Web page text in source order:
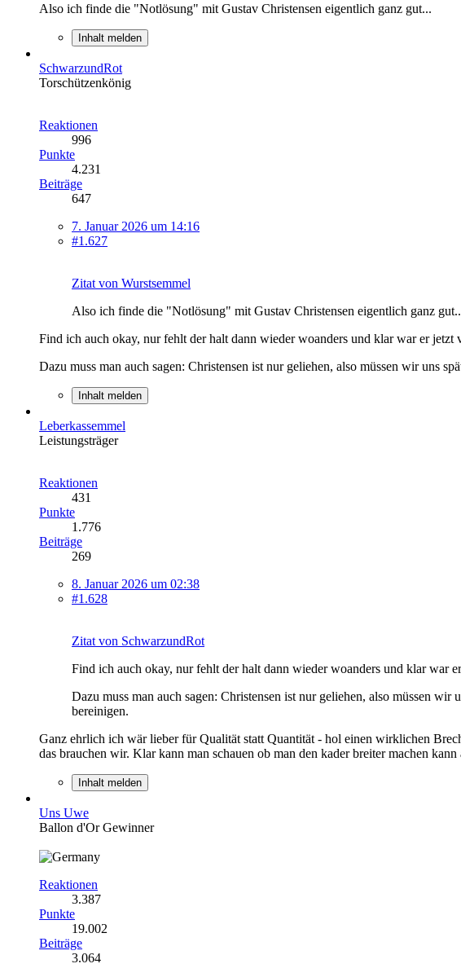
Also ich finde die "Notlösung" mit Gustav Christensen eigentlich ganz gut...
Inhalt melden
SchwarzundRot
Torschützenkönig
Reaktionen
996
Punkte
4.231
Beiträge
647
7. Januar 2026 um 14:16
#1.627
Zitat von Wurstsemmel
Also ich finde die "Notlösung" mit Gustav Christensen eigentlich ganz
Find ich auch okay, nur fehlt der halt dann wieder woanders und klar war er
Dazu muss man auch sagen: Christensen ist nur geliehen, also müssen wir uns
Inhalt melden
Leberkassemmel
Leistungsträger
Reaktionen
431
Punkte
1.776
Beiträge
269
8. Januar 2026 um 02:38
#1.628
Zitat von SchwarzundRot
Find ich auch okay, nur fehlt der halt dann wieder woanders und klar war
Dazu muss man auch sagen: Christensen ist nur geliehen, also müssen
bereinigen.
Ganz ehrlich ich wär lieber für Qualität statt Quantität - hol einen wirklichen
das brauchen wir. Klar kann man schauen ob man den kader breiter machen
Inhalt melden
Uns Uwe
Ballon d'Or Gewinner
Reaktionen
3.387
Punkte
19.002
Beiträge
3.064